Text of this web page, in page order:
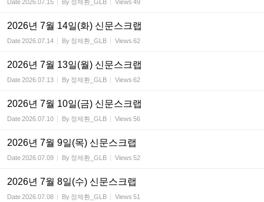
Date2026.07.15 By 정제환_GLB Views 49
2026년 7월 14일(화) 신문스크랩
Date2026.07.14 By 정제환_GLB Views 62
2026년 7월 13일(월) 신문스크랩
Date2026.07.13 By 정제환_GLB Views 62
2026년 7월 10일(금) 신문스크랩
Date2026.07.10 By 정제환_GLB Views 56
2026년 7월 9일(목) 신문스크랩
Date2026.07.09 By 정제환_GLB Views 52
2026년 7월 8일(수) 신문스크랩
Date2026.07.08 By 정제환_GLB Views 51